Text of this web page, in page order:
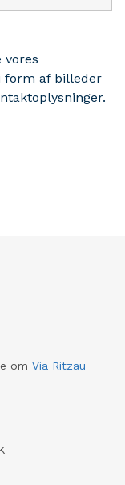
form af billeder
om Via Ritzau